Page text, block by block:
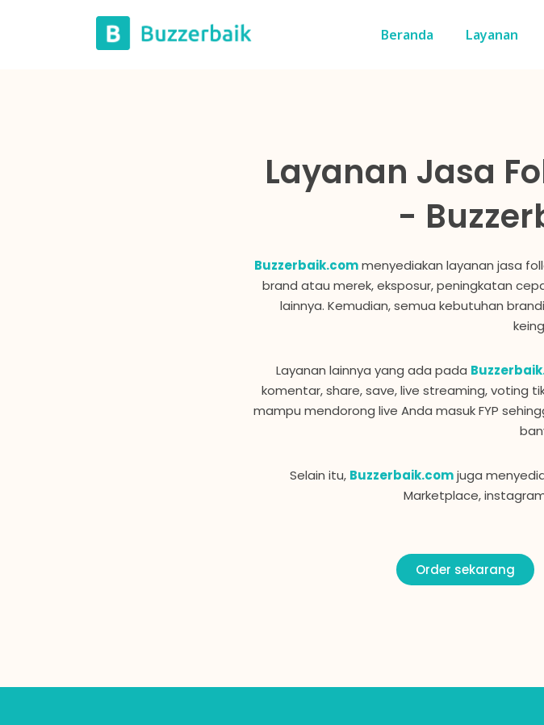
Beranda Layanan
Layanan Jasa
-
Buzzerbaik.commenyediakan layanan jasa
brand atau merek, eksposur, peningkatan
lainnya. Kemudian, semua kebutuhan
Layanan lainnya yang ada pada
komentar, share, save, live streaming, voting
mampu mendorong live Anda masuk FYP
Selain itu, Buzzerbaik.comjuga
Marketplace,
Order sekarang